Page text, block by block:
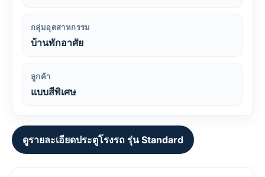
กลุ่มอุตสาหกรรม
บ้านพักอาศัย
ลูกค้า
แบบสีพิเศษ
ดูรายละเอียดประตูโรงรถ รุ่น Standard